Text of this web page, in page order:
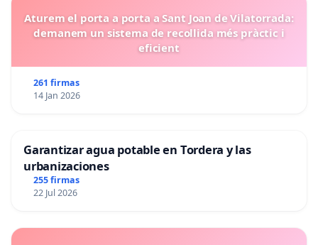
Aturem el porta a porta a Sant Joan de Vilatorrada:
demanem un sistema de recollida més pràctic i
eficient
261 firmas
14 Jan 2026
Garantizar agua potable en Tordera y las
urbanizaciones
255 firmas
22 Jul 2026